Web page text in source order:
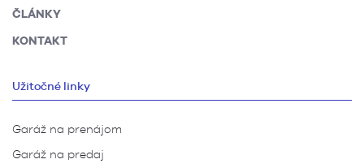
ČLÁNKY
KONTAKT
Užitočné linky
Garáž na prenájom
Garáž na predaj